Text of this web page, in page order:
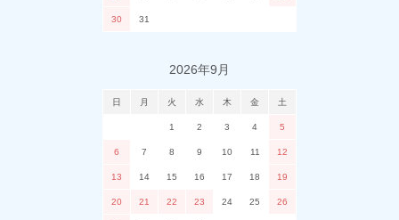
30 31
2026年9月
日 月 火 水 木 金 土
1 2 3 4 5
6 7 8 9 10 11 12
13 14 15 16 17 18 19
20 21 22 23 24 25 26